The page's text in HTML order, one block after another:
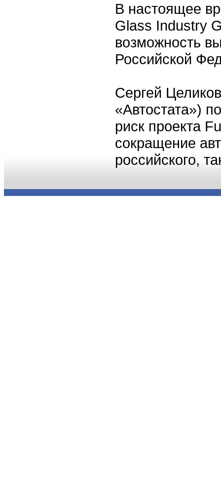
В настоящее
Glass Industry
возможность
Российской
Сергей
«Автостата»)
риск проекта
сокращение
российского,